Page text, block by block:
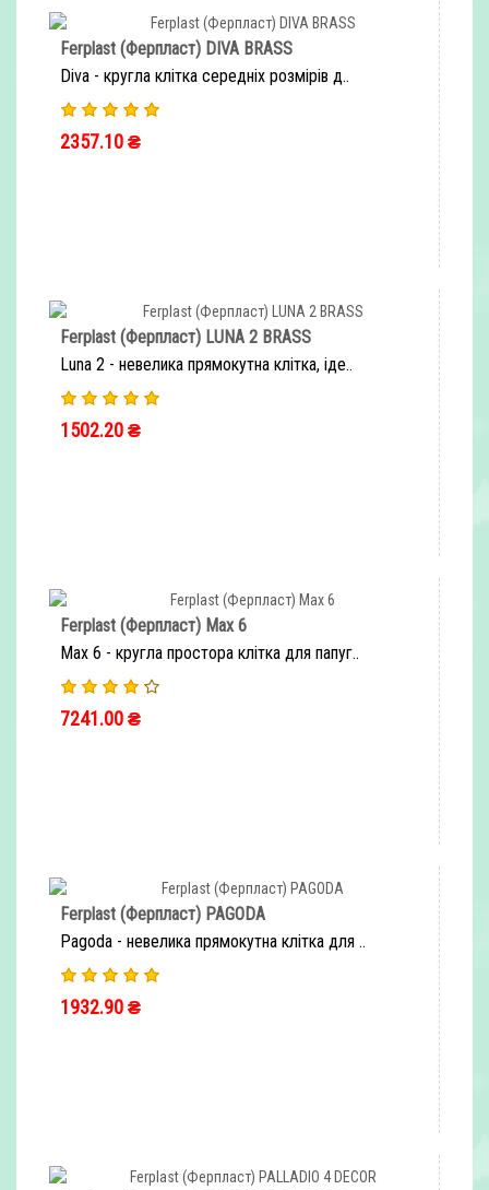
Ferplast (Ферпласт) DIVA BRASS
Diva - кругла клітка середніх розмірів д..
2357.10 ₴
Ferplast (Ферпласт) LUNA 2 BRASS
Luna 2 - невелика прямокутна клітка, іде..
1502.20 ₴
Ferplast (Ферпласт) Max 6
Max 6 - кругла простора клітка для папуг..
7241.00 ₴
Ferplast (Ферпласт) PAGODA
Pagoda - невелика прямокутна клітка для ..
1932.90 ₴